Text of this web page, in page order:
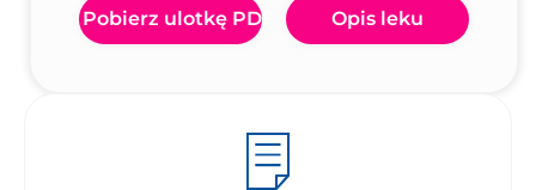
Pobierz ulotkę PDF Opis leku